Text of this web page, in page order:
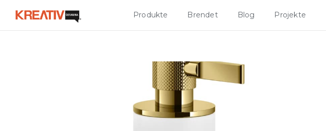
Produkte Brendet Blog Projekte